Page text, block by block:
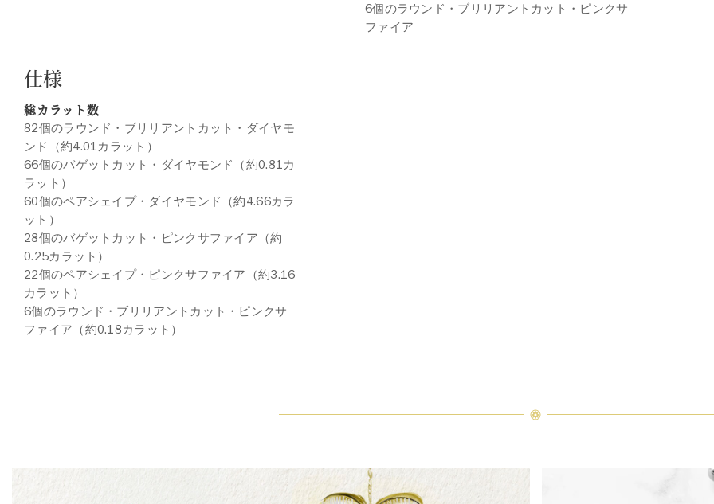
6個のラウンド・ブリリアントカット・ピンクサ
ファイア
仕様
総カラット数
82個のラウンド・ブリリアントカット・ダイヤモ
ンド（約4.01カラット）
66個のバゲットカット・ダイヤモンド（約0.81カ
ラット）
60個のペアシェイプ・ダイヤモンド（約4.66カラ
ット）
28個のバゲットカット・ピンクサファイア（約
0.25カラット）
22個のペアシェイプ・ピンクサファイア（約3.16
カラット）
6個のラウンド・ブリリアントカット・ピンクサ
ファイア（約0.18カラット）